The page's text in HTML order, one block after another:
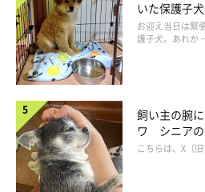
可愛い…！
@mocosmile935
いた保護子
服し頼もし
お迎え当日は緊
護子犬。あれか
飼い主の腕
ワ シニアの
かな暮らし
こちらは、X（